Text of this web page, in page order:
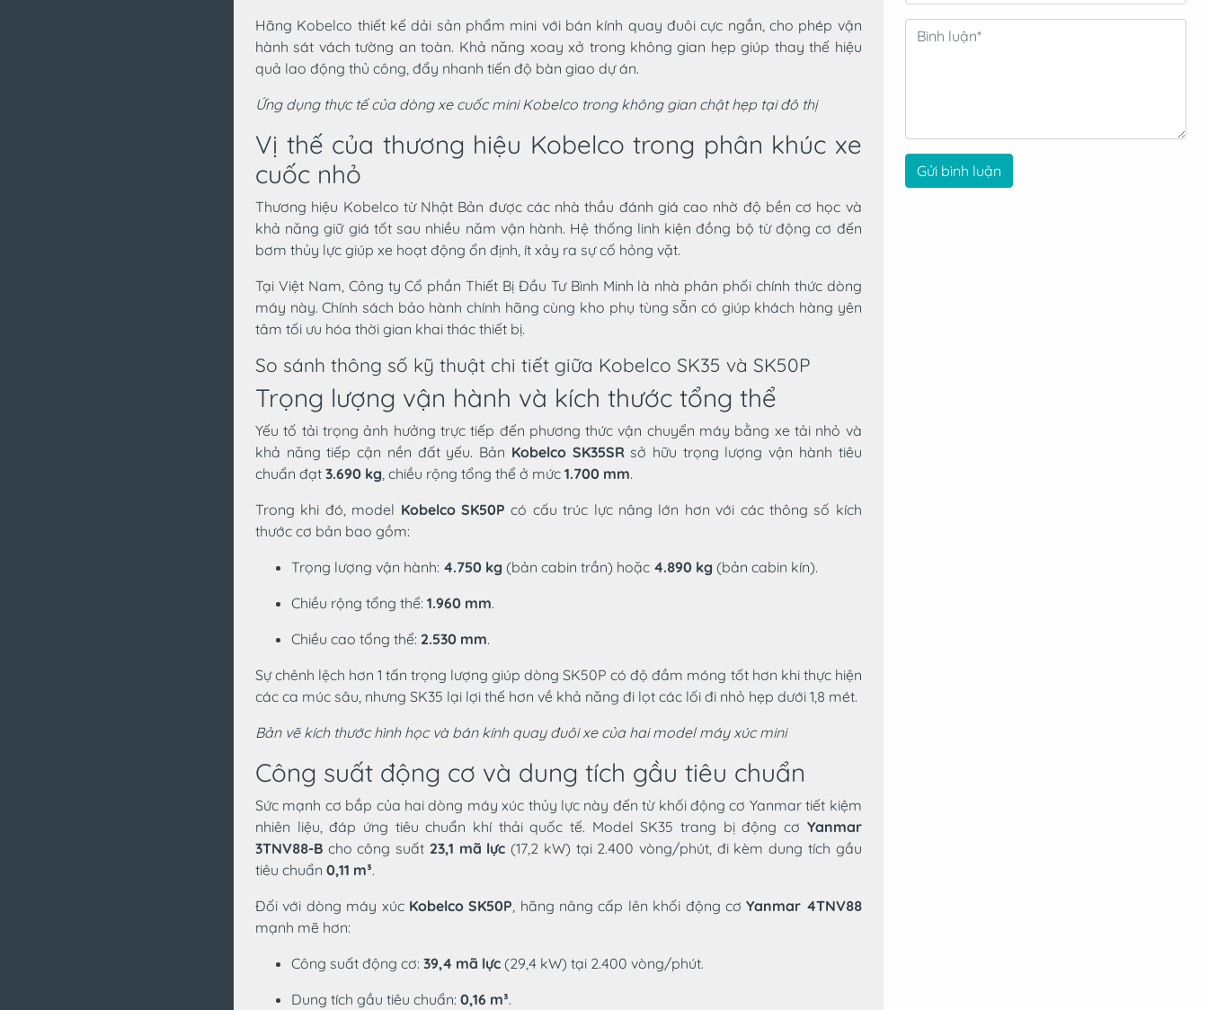
Hãng Kobelco thiết kế dải sản phẩm mini với bán kính quay đuôi cực ngắn, cho phép vận
hành sát vách tường an toàn. Khả năng xoay xở trong không gian hẹp giúp thay thế hiệu
quả lao động thủ công, đẩy nhanh tiến độ bàn giao dự án.
Ứng dụng thực tế của dòng xe cuốc mini Kobelco trong không gian chật hẹp tại đô thị
Vị thế của thương hiệu Kobelco trong phân khúc xe
cuốc nhỏ
Thương hiệu Kobelco từ Nhật Bản được các nhà thầu đánh giá cao nhờ độ bền cơ học và
khả năng giữ giá tốt sau nhiều năm vận hành. Hệ thống linh kiện đồng bộ từ động cơ đến
bơm thủy lực giúp xe hoạt động ổn định, ít xảy ra sự cố hỏng vặt.
Tại Việt Nam, Công ty Cổ phần Thiết Bị Đầu Tư Bình Minh là nhà phân phối chính thức dòng
máy này. Chính sách bảo hành chính hãng cùng kho phụ tùng sẵn có giúp khách hàng yên
tâm tối ưu hóa thời gian khai thác thiết bị.
So sánh thông số kỹ thuật chi tiết giữa Kobelco SK35 và SK50P
Trọng lượng vận hành và kích thước tổng thể
Yếu tố tải trọng ảnh hưởng trực tiếp đến phương thức vận chuyển máy bằng xe tải nhỏ và
khả năng tiếp cận nền đất yếu. Bản Kobelco SK35SRsở hữu trọng lượng vận hành tiêu
chuẩn đạt 3.690 kg, chiều rộng tổng thể ở mức 1.700 mm.
Trong khi đó, model Kobelco SK50P có cấu trúc lực nâng lớn hơn với các thông số kích
thước cơ bản bao gồm:
Trọng lượng vận hành: 4.750 kg (bản cabin trần) hoặc 4.890 kg (bản cabin kín).
Chiều rộng tổng thể: 1.960 mm.
Chiều cao tổng thể: 2.530 mm.
Sự chênh lệch hơn 1 tấn trọng lượng giúp dòng SK50P có độ đầm móng tốt hơn khi thực hiện
các ca múc sâu, nhưng SK35 lại lợi thế hơn về khả năng đi lọt các lối đi nhỏ hẹp dưới 1,8 mét.
Bản vẽ kích thước hình học và bán kính quay đuôi xe của hai model máy xúc mini
Công suất động cơ và dung tích gầu tiêu chuẩn
Sức mạnh cơ bắp của hai dòng máy xúc thủy lực này đến từ khối động cơ Yanmar tiết kiệm
nhiên liệu, đáp ứng tiêu chuẩn khí thải quốc tế. Model SK35 trang bị động cơ Yanmar
3TNV88-B cho công suất 23,1 mã lực (17,2 kW) tại 2.400 vòng/phút, đi kèm dung tích gầu
tiêu chuẩn 0,11 m³.
Đối với dòng máy xúc Kobelco SK50P, hãng nâng cấp lên khối động cơYanmar 4TNV88
mạnh mẽ hơn:
Công suất động cơ: 39,4 mã lực (29,4 kW) tại 2.400 vòng/phút.
Dung tích gầu tiêu chuẩn: 0,16 m³.
Gửi bình luận